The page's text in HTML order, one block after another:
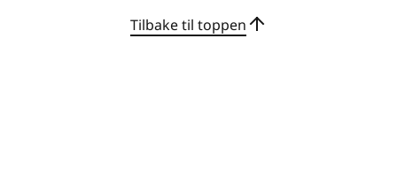
Tilbake til toppen